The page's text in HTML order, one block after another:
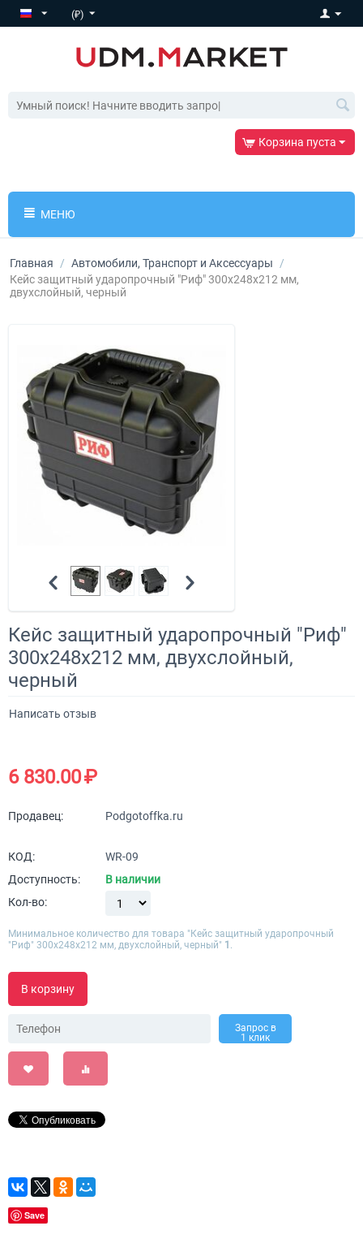
(₽)
Корзина пуста
МЕНЮ
Главная / Автомобили, Транспорт и Аксессуары
/
Кейс защитный ударопрочный "Риф" 300х248х212 мм,
двухслойный, черный
Кейс защитный ударопрочный "Риф"
300х248х212 мм, двухслойный,
черный
Написать отзыв
6 830.00₽
Продавец: Podgotoffka.ru
КОД:
WR-09
Доступность:
В наличии
Кол-во:
Минимальное количество для товара "Кейс защитный ударопрочный
"Риф" 300х248х212 мм, двухслойный, черный" 1 .
В корзину
Запрос в
1 клик
Save